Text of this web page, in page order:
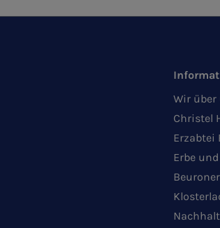
Wir über
Christel
Erzabtei
Erbe